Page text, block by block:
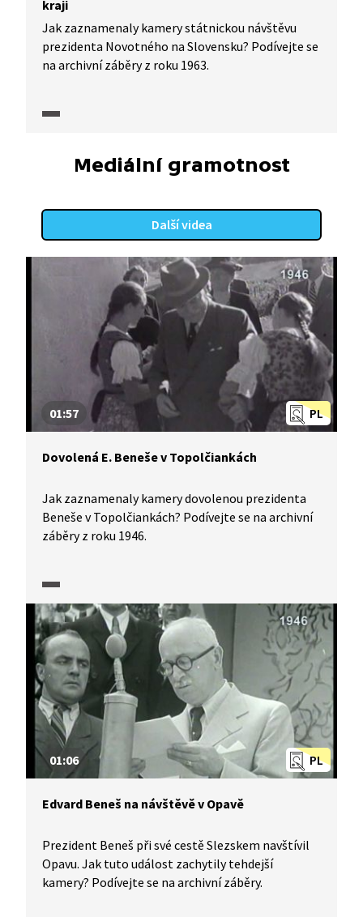
kraji
Jak zaznamenaly kamery státnickou návštěvu
prezidenta Novotného na Slovensku? Podívejte se
na archivní záběry z roku 1963.
Mediální gramotnost
Další videa
PL
01:57
Dovolená E. Beneše v Topolčiankách
Jak zaznamenaly kamery dovolenou prezidenta
Beneše v Topolčiankách? Podívejte se na archivní
záběry z roku 1946.
PL
01:06
Edvard Beneš na návštěvě v Opavě
Prezident Beneš při své cestě Slezskem navštívil
Opavu. Jak tuto událost zachytily tehdejší
kamery? Podívejte se na archivní záběry.